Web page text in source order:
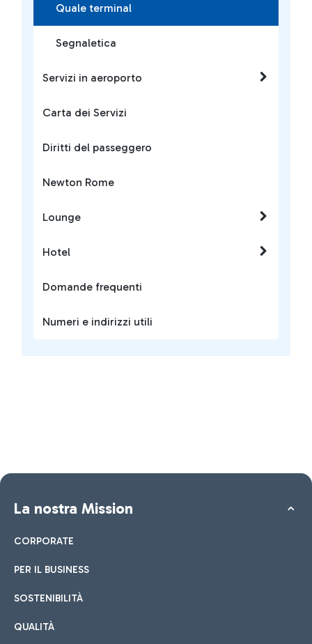
Quale terminal
Segnaletica
Servizi in aeroporto
Carta dei Servizi
Diritti del passeggero
Newton Rome
Lounge
Hotel
Domande frequenti
Numeri e indirizzi utili
La nostra Mission
CORPORATE
PER IL BUSINESS
SOSTENIBILITÀ
QUALITÀ